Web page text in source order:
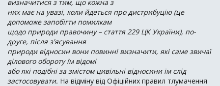
визначитися з тим, що кожна з
них має на увазі, коли йдеться про дистрибуцію (це
допоможе запобігти помилкам
щодо природи правочину – стаття 229 ЦК України), по-
друге, після з'ясування
природи відносин вони повинні визначити, які саме звичаї
ділового обороту їм відомі
або які подібні за змістом цивільні відносини їм слід
застосовувати. На відміну від Офіційних правил тлумачення